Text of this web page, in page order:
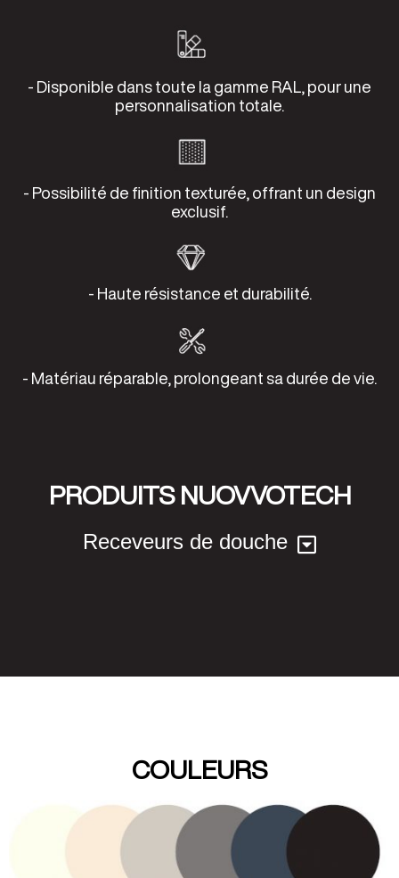
- Disponible dans toute la gamme RAL, pour une
personnalisation totale.
- Possibilité de finition texturée, offrant un design
exclusif.
- Haute résistance et durabilité.
- Matériau réparable, prolongeant sa durée de vie.
PRODUITS NUOVVOTECH
Receveurs de douche
COULEURS